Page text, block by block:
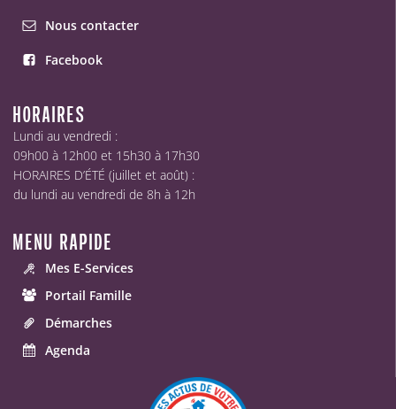
Nous contacter
Facebook
HORAIRES
Lundi au vendredi :
09h00 à 12h00 et 15h30 à 17h30
HORAIRES D’ÉTÉ (juillet et août) :
du lundi au vendredi de 8h à 12h
MENU RAPIDE
Mes E-Services
Portail Famille
Démarches
Agenda